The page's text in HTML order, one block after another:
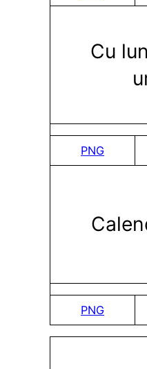
Cu
PNG
PNG